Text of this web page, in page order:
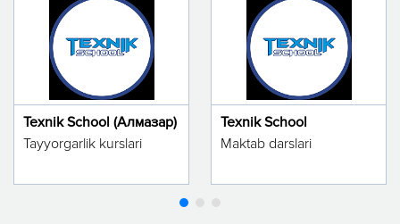
Texnik School (Алмазар)
Tayyorgarlik kurslari
Texnik School
Maktab darslari